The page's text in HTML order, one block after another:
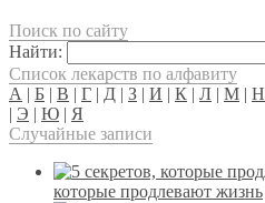
Поиск по сайту
Найти:
Список лекарств по алфавиту
А | Б | В | Г | Д | З | И | К | Л | М | Н
| Э | Ю | Я
Случайные записи
которые продлевают жизнь